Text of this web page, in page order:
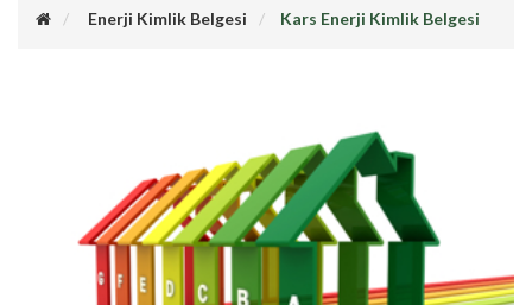
Enerji Kimlik Belgesi Kars Enerji Kimlik Belgesi